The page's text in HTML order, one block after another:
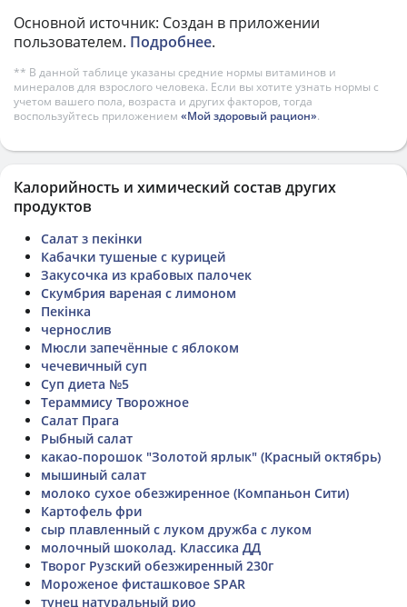
Основной источник: Создан в приложении
пользователем. Подробнее.
** В данной таблице указаны средние нормы витаминов и
минералов для взрослого человека. Если вы хотите узнать нормы с
учетом вашего пола, возраста и других факторов, тогда
воспользуйтесь приложением «Мой здоровый рацион».
Калорийность и химический состав других
продуктов
Салат з пекінки
Кабачки тушеные с курицей
Закусочка из крабовых палочек
Скумбрия вареная с лимоном
Пекінка
чернослив
Мюсли запечённые с яблоком
чечевичный суп
Суп диета №5
Тераммису Творожное
Салат Прага
Рыбный салат
какао-порошок "Золотой ярлык" (Красный октябрь)
мышиный салат
молоко сухое обезжиренное (Компаньон Сити)
Картофель фри
сыр плавленный с луком дружба с луком
молочный шоколад. Классика ДД
Творог Рузский обезжиренный 230г
Мороженое фисташковое SPAR
тунец натуральный рио